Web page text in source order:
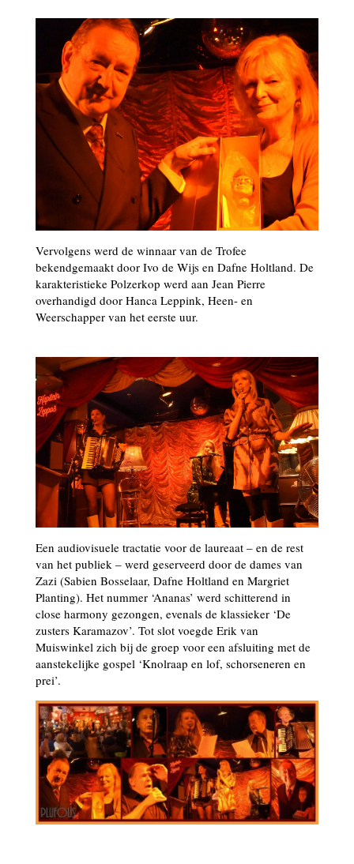
Vervolgens werd de winnaar van de Trofee
bekendgemaakt door Ivo de Wijs en Dafne Holtland. De
karakteristieke Polzerkop werd aan Jean Pierre
overhandigd door Hanca Leppink, Heen- en
Weerschapper van het eerste uur.
Een audiovisuele tractatie voor de laureaat – en de rest
van het publiek – werd geserveerd door de dames van
Zazi (Sabien Bosselaar, Dafne Holtland en Margriet
Planting). Het nummer ‘Ananas’ werd schitterend in
close harmony gezongen, evenals de klassieker ‘De
zusters Karamazov’. Tot slot voegde Erik van
Muiswinkel zich bij de groep voor een afsluiting met de
aanstekelijke gospel ‘Knolraap en lof, schorseneren en
prei’.